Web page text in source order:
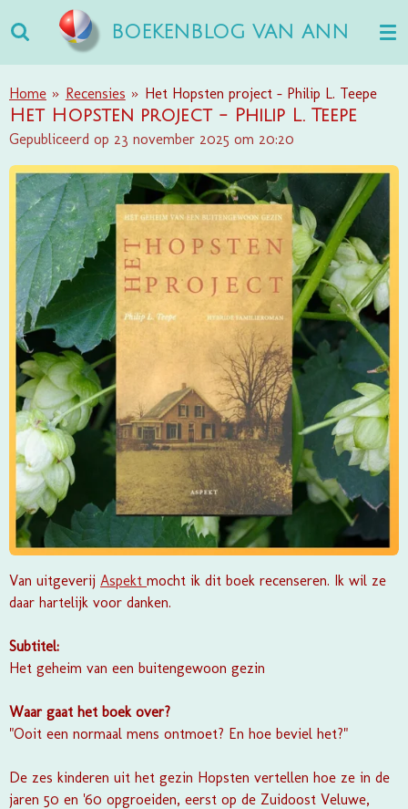
direct
naar
de
hoofdinhoud
BOEKENBLOG VAN ANN
Home » Recensies » Het Hopsten project - Philip L. Teepe
Het Hopsten project - Philip L. Teepe
Gepubliceerd op 23 november 2025 om 20:20
Van uitgeverij Aspekt mocht ik dit boek recenseren. Ik wil ze
daar hartelijk voor danken.
Subtitel:
Het geheim van een buitengewoon gezin
Waar gaat het boek over?
"Ooit een normaal mens ontmoet? En hoe beviel het?"
De zes kinderen uit het gezin Hopsten vertellen hoe ze in de
jaren 50 en '60 opgroeiden, eerst op de Zuidoost Veluwe,